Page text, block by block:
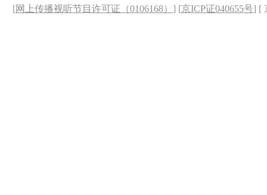
[网上传播视听节目许可证（0106168） ] [京ICP证040655号] [